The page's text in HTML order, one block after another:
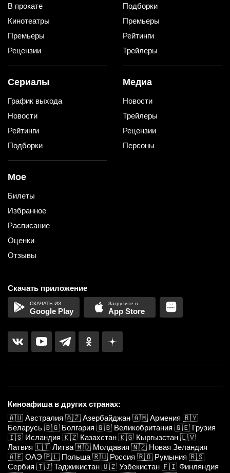
В прокате
Кинотеатры
Премьеры
Рецензии
Подборки
Премьеры
Рейтинги
Трейлеры
Сериалы
График выхода
Новости
Рейтинги
Подборки
Медиа
Новости
Трейлеры
Рецензии
Персоны
Мое
Билеты
Избранное
Расписание
Оценки
Отзывы
Скачать приложение
Google Play App Store
Киноафиша в других странах:
🇦🇺 Австралия 🇦🇿 Азербайджан 🇦🇲 Армения 🇧🇾
Беларусь 🇧🇬 Болгария 🇬🇧 Великобритания 🇬🇪 Грузия
🇮🇸 Исландия 🇰🇿 Казахстан 🇰🇬 Кыргызстан 🇱🇻
Латвия 🇱🇹 Литва 🇲🇩 Молдавия 🇳🇿 Новая Зеландия
🇦🇪 ОАЭ 🇵🇱 Польша 🇷🇺 Россия 🇷🇴 Румыния 🇷🇸
Сербия 🇹🇯 Таджикистан 🇺🇿 Узбекистан 🇫🇮 Финляндия